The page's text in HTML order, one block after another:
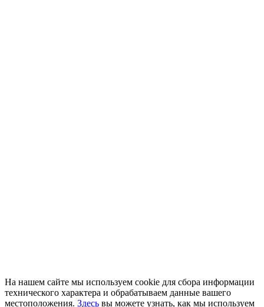
На нашем сайте мы используем cookie для сбора информации
технического характера и обрабатываем данные вашего
местоположения. Здесь вы можете узнать, как мы используем